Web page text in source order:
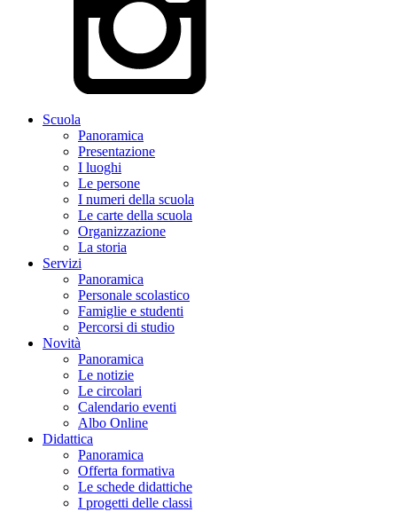
Scuola
Panoramica
Presentazione
I luoghi
Le persone
I numeri della scuola
Le carte della scuola
Organizzazione
La storia
Servizi
Panoramica
Personale scolastico
Famiglie e studenti
Percorsi di studio
Novità
Panoramica
Le notizie
Le circolari
Calendario eventi
Albo Online
Didattica
Panoramica
Offerta formativa
Le schede didattiche
I progetti delle classi